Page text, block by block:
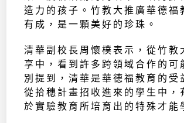
造力的孩子。竹教大推廣華德福
有成，是一顆美好的珍珠。
清華副校長周懷樸表示，從竹教
享中，看到許多跨領域合作的可
別提到，清華是華德福教育的受
從拾穗計畫招收進來的學生中，
於實驗教育所培育出的特殊才能